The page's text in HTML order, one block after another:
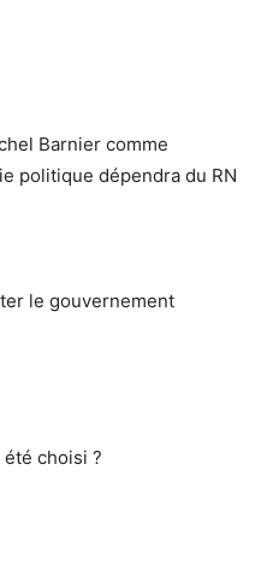
Barnier comme
politique dépendra du RN
le gouvernement
choisi ?